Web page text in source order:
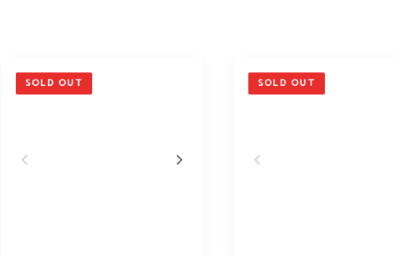
SOLD OUT SOLD OUT